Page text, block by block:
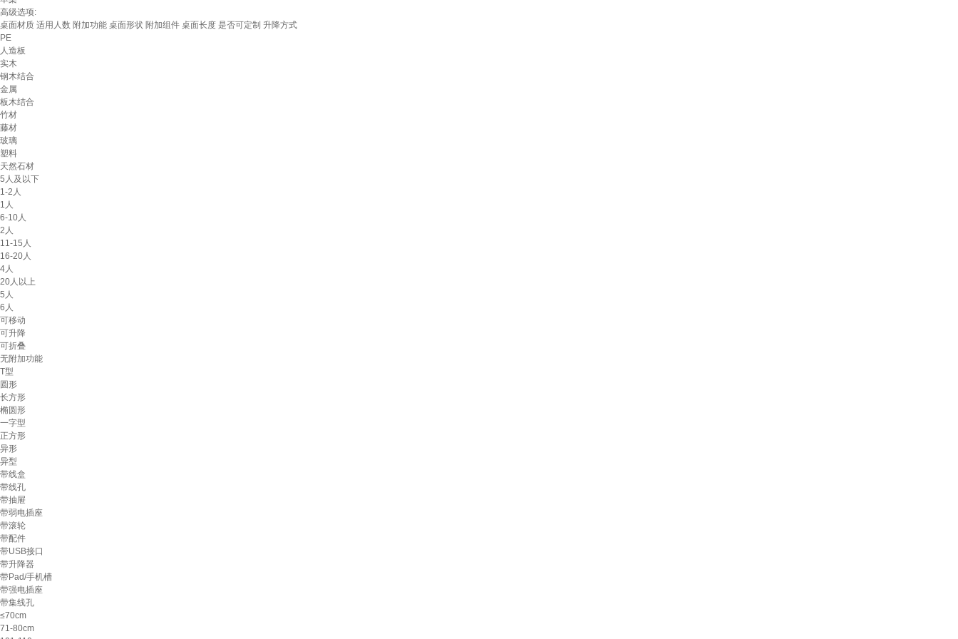
高级选项:
桌面材质 适用人数 附加功能 桌面形状 附加组件 桌面长度 是否可定制 升降方式
PE
人造板
实木
钢木结合
金属
板木结合
竹材
藤材
玻璃
塑料
天然石材
5人及以下
1-2人
1人
6-10人
2人
11-15人
16-20人
4人
20人以上
5人
6人
可移动
可升降
可折叠
无附加功能
T型
圆形
长方形
椭圆形
一字型
正方形
异形
异型
带线盒
带线孔
带抽屉
带弱电插座
带滚轮
带配件
带USB接口
带升降器
带Pad/手机槽
带强电插座
带集线孔
≤70cm
71-80cm